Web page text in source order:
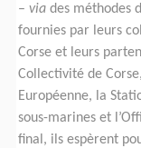
– via des méthodes
fournies par leurs
Corse et leurs
Collectivité de
Européenne, la
sous-marines et
final, ils espèrent